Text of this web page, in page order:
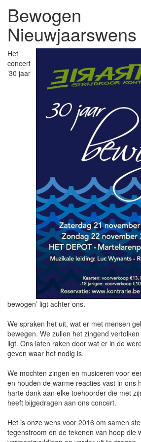
Bewogen
Nieuwjaarswens
Het
concert
’30 jaar
bewogen’ ligt achter ons.
We spraken het uit, wat er met mensen
bewegen. We zullen het zingend
ligt. Ons laten raken door wat er in de
geven waar het nodig is.
We mochten zingen en musiceren voor
en houden de warme reacties vast in ons
harte dank aan elke toehoorder die met
heeft bijgedragen aan ons concert.
Het is onze wens voor 2016 om samen
tegenstroom en de tekenen van hoop die